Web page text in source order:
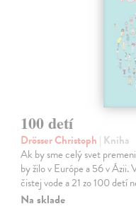
100 detí
Drösser Christoph | Kniha
Ak by sme celý svet
by žilo v Európe a 56 v
čistej vode a 21 zo 100 detí
Na sklade